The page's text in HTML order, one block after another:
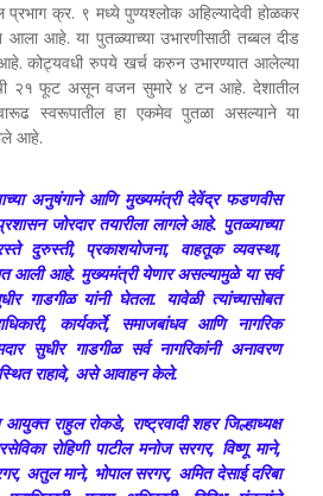
प्रभाग क्र. ९ मध्ये पुण्यश्लोक अहिल्यादेवी होळकर
आला आहे. या पुतळ्याच्या उभारणीसाठी तब्बल दीड
कोट्यवधी रुपये खर्च करुन उभारण्यात आलेल्या
२१ फूट असून वजन सुमारे ४ टन आहे. देशातील
स्वरूपातील हा एकमेव पुतळा असल्याने या
आहे.
अनुषंगाने आणि मुख्यमंत्री देवेंद्र फडणवीस
जोरदार तयारीला लागले आहे. पुतळ्याच्या
दुरुस्ती, प्रकाशयोजना, वाहतूक व्यवस्था,
आली आहे. मुख्यमंत्री येणार असल्यामुळे या सर्व
गाडगीळ यांनी घेतला. यावेळी त्यांच्यासोबत
कार्यकर्ते, समाजबांधव आणि नागरिक
सुधीर गाडगीळ सर्व नागरिकांनी अनावरण
राहावे, असे आवाहन केले.
आयुक्त राहुल रोकडे, राष्ट्रवादी शहर जिल्हाध्यक्ष
रोहिणी पाटील मनोज सरगर, विष्णू माने,
अतुल माने, भोपाल सरगर, अमित देसाई दरिबा